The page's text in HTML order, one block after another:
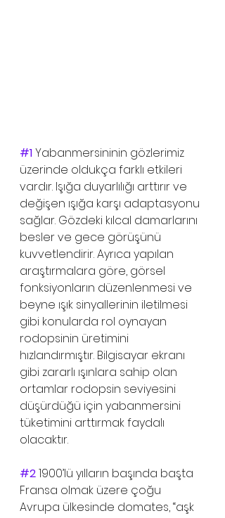
#1Yabanmersininin gözlerimiz
üzerinde oldukça farklı etkileri
vardır. Işığa duyarlılığı arttırır ve
değişen ışığa karşı adaptasyonu
sağlar. Gözdeki kılcal damarlarını
besler ve gece görüşünü
kuvvetlendirir. Ayrıca yapılan
araştırmalara göre, görsel
fonksiyonların düzenlenmesi ve
beyne ışık sinyallerinin iletilmesi
gibi konularda rol oynayan
rodopsinin üretimini
hızlandırmıştır. Bilgisayar ekranı
gibi zararlı ışınlara sahip olan
ortamlar rodopsin seviyesini
düşürdüğü için yabanmersini
tüketimini arttırmak faydalı
olacaktır.
#21900’lü yılların başında başta
Fransa olmak üzere çoğu
Avrupa ülkesinde domates, “aşk